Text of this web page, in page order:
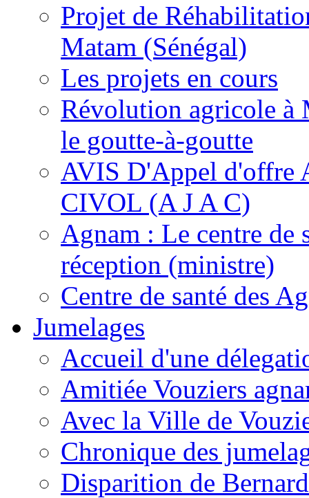
Projet de
Matam (Sénégal)
Les projets en cours
Révolution agricole à
le goutte-à-goutte
AVIS D'Appel d'offre
CIVOL (A J A C)
Agnam : Le centre de
réception (ministre)
Centre de santé des
Jumelages
Accueil d'une
Amitiée Vouziers
Avec la Ville de
Chronique des
Disparition de